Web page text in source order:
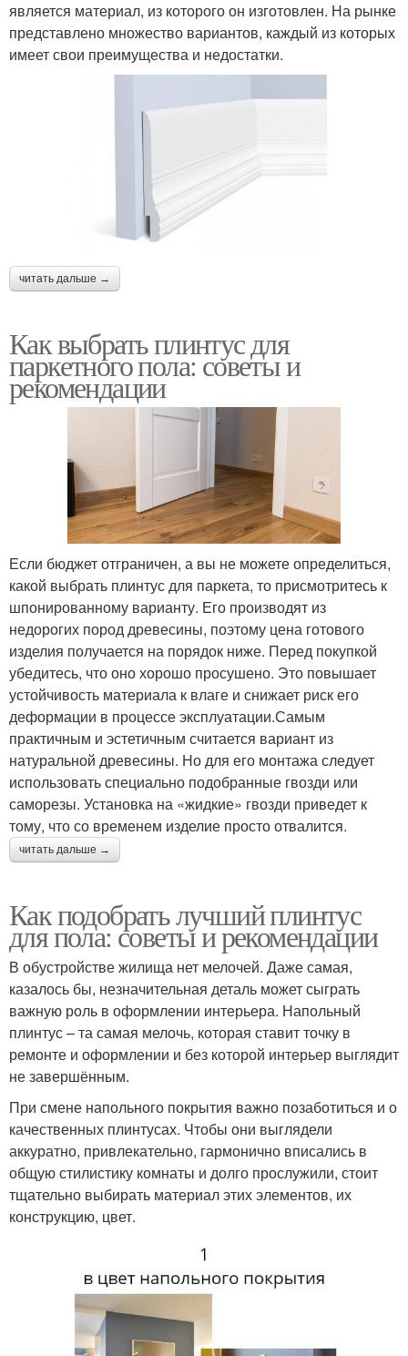
является материал, из которого он изготовлен. На рынке
представлено множество вариантов, каждый из которых
имеет свои преимущества и недостатки.
читать дальше →
Как выбрать плинтус для
паркетного пола: советы и
рекомендации
Если бюджет отграничен, а вы не можете определиться,
какой выбрать плинтус для паркета, то присмотритесь к
шпонированному варианту. Его производят из
недорогих пород древесины, поэтому цена готового
изделия получается на порядок ниже. Перед покупкой
убедитесь, что оно хорошо просушено. Это повышает
устойчивость материала к влаге и снижает риск его
деформации в процессе эксплуатации.Самым
практичным и эстетичным считается вариант из
натуральной древесины. Но для его монтажа следует
использовать специально подобранные гвозди или
саморезы. Установка на «жидкие» гвозди приведет к
тому, что со временем изделие просто отвалится.
читать дальше →
Как подобрать лучший плинтус
для пола: советы и рекомендации
В обустройстве жилища нет мелочей. Даже самая,
казалось бы, незначительная деталь может сыграть
важную роль в оформлении интерьера. Напольный
плинтус – та самая мелочь, которая ставит точку в
ремонте и оформлении и без которой интерьер выглядит
не завершённым.
При смене напольного покрытия важно позаботиться и о
качественных плинтусах. Чтобы они выглядели
аккуратно, привлекательно, гармонично вписались в
общую стилистику комнаты и долго прослужили, стоит
тщательно выбирать материал этих элементов, их
конструкцию, цвет.